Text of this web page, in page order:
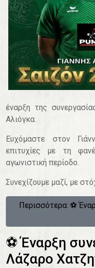
έναρξη της
Αλιόγκα.
Ευχόμαστε στον
επιτυχίες με τη
αγωνιστική περίοδο.
Συνεχίζουμε μαζί, με
Περισσότερα: ⚽️
⚽️ Έναρξη
Λάζαρο